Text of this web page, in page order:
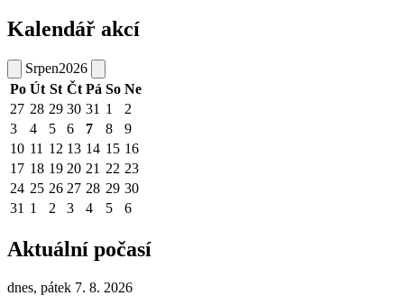
Kalendář akcí
Srpen2026
Po Út St Čt Pá So Ne
27 28 29 30 31 1
2
3
4 5 6 7 8
9
10 11 12 13 14 15 16
17 18 19 20 21 22 23
24 25 26 27 28 29 30
31 1 2 3 4 5 6
Aktuální počasí
dnes, pátek 7. 8. 2026